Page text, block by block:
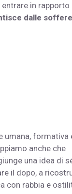
in rapporto
dalle
umana, formativa
anche che
una idea di
il dopo, a
con rabbia e